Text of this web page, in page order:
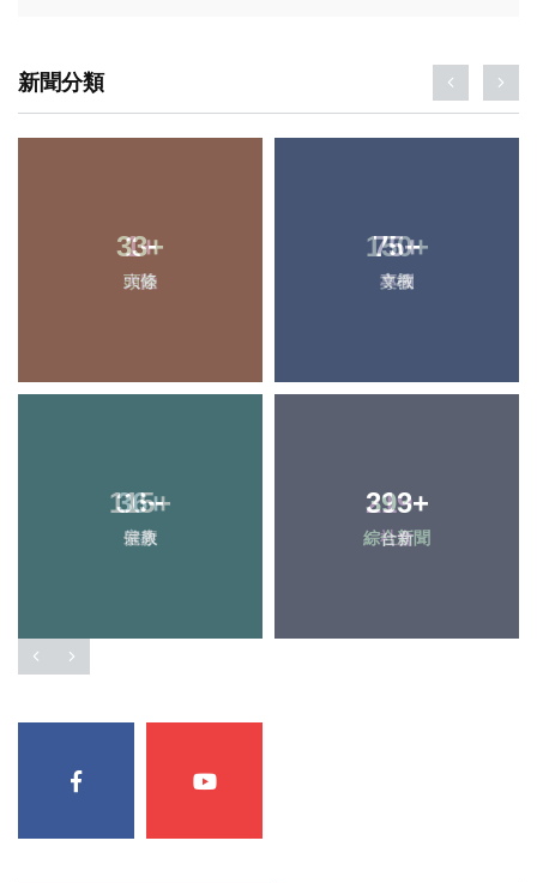
新聞分類
1+
大陸
150+
文教
36+
宗教
219+
社會
33+
頭條
75+
專欄
115+
健康
393+
綜合新聞